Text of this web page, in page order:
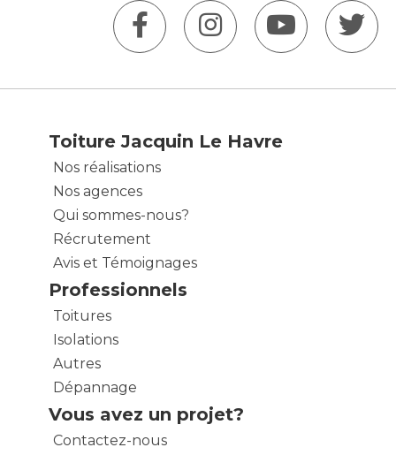
Toiture Jacquin Le Havre
Nos réalisations
Nos agences
Qui sommes-nous?
Récrutement
Avis et Témoignages
Professionnels
Toitures
Isolations
Autres
Dépannage
Vous avez un projet?
Contactez-nous